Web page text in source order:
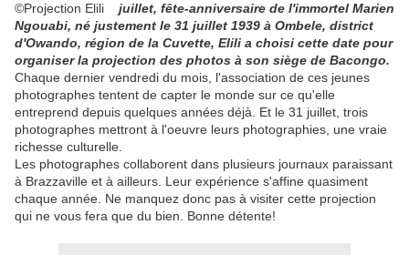
©Projection Elili
juillet, fête-anniversaire de l'immortel Marien
Ngouabi, né justement le 31 juillet 1939 à Ombele, district
d'Owando, région de la Cuvette, Elili a choisi cette date pour
organiser la projection des photos à son siège de Bacongo.
Chaque dernier vendredi du mois, l'association de ces jeunes
photographes tentent de capter le monde sur ce qu'elle
entreprend depuis quelques années déjà. Et le 31 juillet, trois
photographes mettront à l'oeuvre leurs photographies, une vraie
richesse culturelle.
Les photographes collaborent dans plusieurs journaux paraissant
à Brazzaville et à ailleurs. Leur expérience s'affine quasiment
chaque année. Ne manquez donc pas à visiter cette projection
qui ne vous fera que du bien. Bonne détente!